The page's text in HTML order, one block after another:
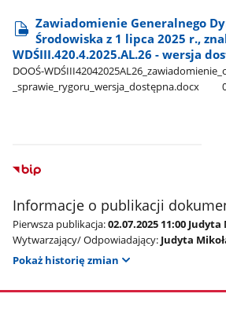
Zawiadomienie Generalnego
Środowiska z 1 lipca 2025 r.,
WDŚIII.420.4.2025.AL.26 - wersja
DOOŚ-
_sprawie​_rygoru​_wersja​_dostępna.docx
Informacje o publikacji
Pierwsza publikacja:02.07.2025 11:00
Wytwarzający/ Odpowiadający: Judyta
Pokaż historię zmian